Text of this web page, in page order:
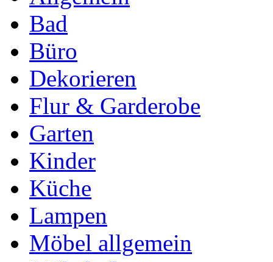
Bad
Büro
Dekorieren
Flur & Garderobe
Garten
Kinder
Küche
Lampen
Möbel allgemein